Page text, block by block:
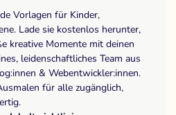
Vorlagen für Kinder,
Lade sie kostenlos herunter,
kreative Momente mit deinen
leidenschaftliches Team aus
& Webentwickler:innen.
für alle zugänglich,